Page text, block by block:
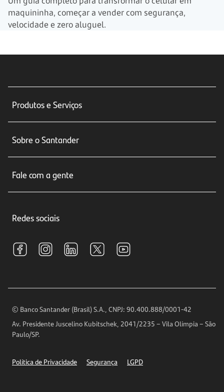
maquininha, começar a vender com segurança,
velocidade e zero aluguel.
Produtos e Serviços
Seguros
Crédito e Financiamentos
Investimentos
Sobre o Santander
Relações com Investidores
Fale com a gente
Central de Renegociação
S.A.C
Encontre nossas agências
Horários de Atendimento
Telefones
Redes sociais
© Banco Santander (Brasil) S.A., CNPJ: 90.400.888/0001-42
Av. Presidente Juscelino Kubitschek, 2041/2235 – Vila Olímpia – São
Paulo/SP.
Política de Privacidade Segurança LGPD